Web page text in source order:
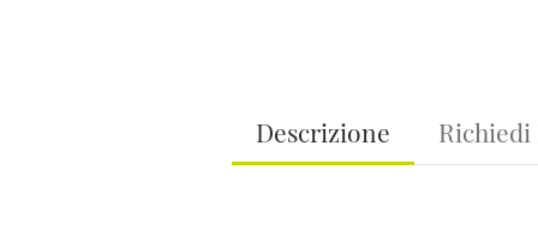
Descrizione